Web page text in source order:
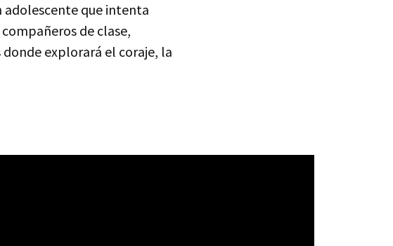
adolescente que intenta
de clase,
explorará el coraje, la